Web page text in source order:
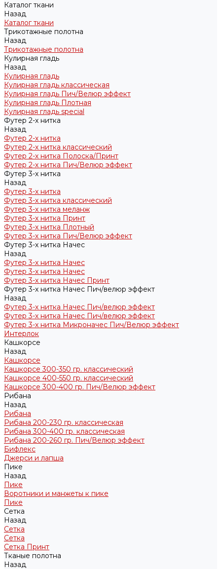
Каталог ткани
Назад
Каталог ткани
Трикотажные полотна
Назад
Трикотажные полотна
Кулирная гладь
Назад
Кулирная гладь
Кулирная гладь классическая
Кулирная гладь Пич/Велюр эффект
Кулирная гладь Плотная
Кулирная гладь special
Футер 2-х нитка
Назад
Футер 2-х нитка
Футер 2-х нитка классический
Футер 2-х нитка Полоска/Принт
Футер 2-х нитка Пич/Велюр эффект
Футер 3-х нитка
Назад
Футер 3-х нитка
Футер 3-х нитка классический
Футер 3-х нитка меланж
Футер 3-х нитка Принт
Футер 3-х нитка Плотный
Футер 3-х нитка Пич/Велюр эффект
Футер 3-х нитка Начес
Назад
Футер 3-х нитка Начес
Футер 3-х нитка Начес
Футер 3-х нитка Начес Принт
Футер 3-х нитка Начес Пич/велюр эффект
Назад
Футер 3-х нитка Начес Пич/велюр эффект
Футер 3-х нитка Начес Пич/велюр эффект
Футер 3-х нитка Микроначес Пич/Велюр эффект
Интерлок
Кашкорсе
Назад
Кашкорсе
Кашкорсе 300-350 гр. классический
Кашкорсе 400-550 гр. классический
Кашкорсе 300-400 гр. Пич/Велюр эффект
Рибана
Назад
Рибана
Рибана 200-230 гр. классическая
Рибана 300-400 гр. классическая
Рибана 200-260 гр. Пич/Велюр эффект
Бифлекс
Джерси и лапша
Пике
Назад
Пике
Воротники и манжеты к пике
Пике
Сетка
Назад
Сетка
Сетка
Сетка Принт
Тканые полотна
Назад